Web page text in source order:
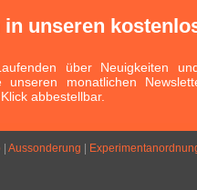
unseren
über Neuigkeiten
unseren monatlichen
abbestellbar.
Aussonderung